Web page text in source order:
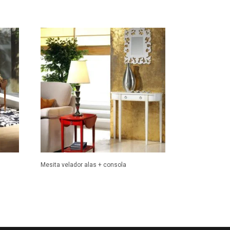
Mesita velador alas + consola